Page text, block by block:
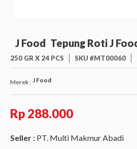
J Food Tepung Roti J
250 GR X 24 PCS SKU #MT00060
Merek : J Food
Rp 288.000
Seller : PT. Multi Makmur Abadi